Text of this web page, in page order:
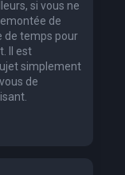
si vous ne
de
de temps pour
Il est
simplement
de